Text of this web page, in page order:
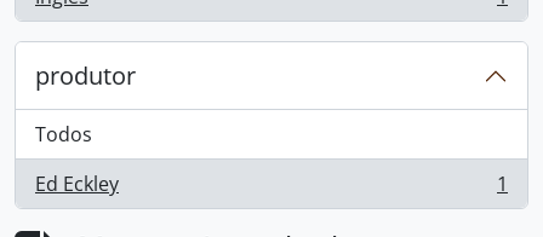
, 1 resultados
produtor
Todos
Ed Eckley
, 1 resultados 1